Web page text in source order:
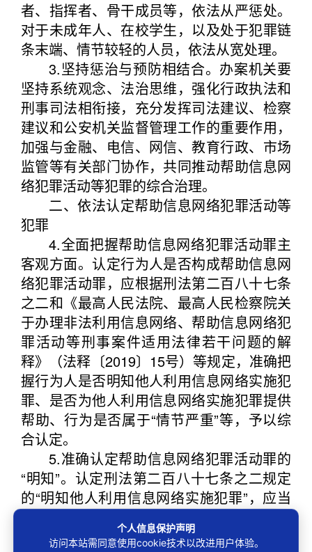
者、指挥者、骨干成员等，依法从严惩处。
对于未成年人、在校学生，以及处于犯罪链
条末端、情节较轻的人员，依法从宽处理。
3.坚持惩治与预防相结合。办案机关要
坚持系统观念、法治思维，强化行政执法和
刑事司法相衔接，充分发挥司法建议、检察
建议和公安机关监督管理工作的重要作用，
加强与金融、电信、网信、教育行政、市场
监管等有关部门协作，共同推动帮助信息网
络犯罪活动等犯罪的综合治理。
二、依法认定帮助信息网络犯罪活动等
犯罪
4.全面把握帮助信息网络犯罪活动罪主
客观方面。认定行为人是否构成帮助信息网
络犯罪活动罪，应根据刑法第二百八十七条
之二和《最高人民法院、最高人民检察院关
于办理非法利用信息网络、帮助信息网络犯
罪活动等刑事案件适用法律若干问题的解
释》（法释〔2019〕15号）等规定，准确把
握行为人是否明知他人利用信息网络实施犯
罪、是否为他人利用信息网络实施犯罪提供
帮助、行为是否属于“情节严重”等，予以综
合认定。
5.准确认定帮助信息网络犯罪活动罪的
“明知”。认定刑法第二百八十七条之二规定
的“明知他人利用信息网络实施犯罪”，应当
工具、相关行为是否违反法律禁止性规定、
个人信息保护声明
访问本站需同意使用cookie技术以改进用户体验。